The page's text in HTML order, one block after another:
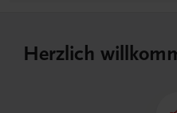
Herzlich